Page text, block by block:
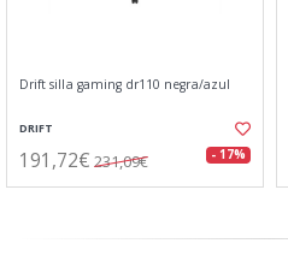
Drift silla gaming dr110 negra/azul
DRIFT
191,72€ 231,09€ - 17%